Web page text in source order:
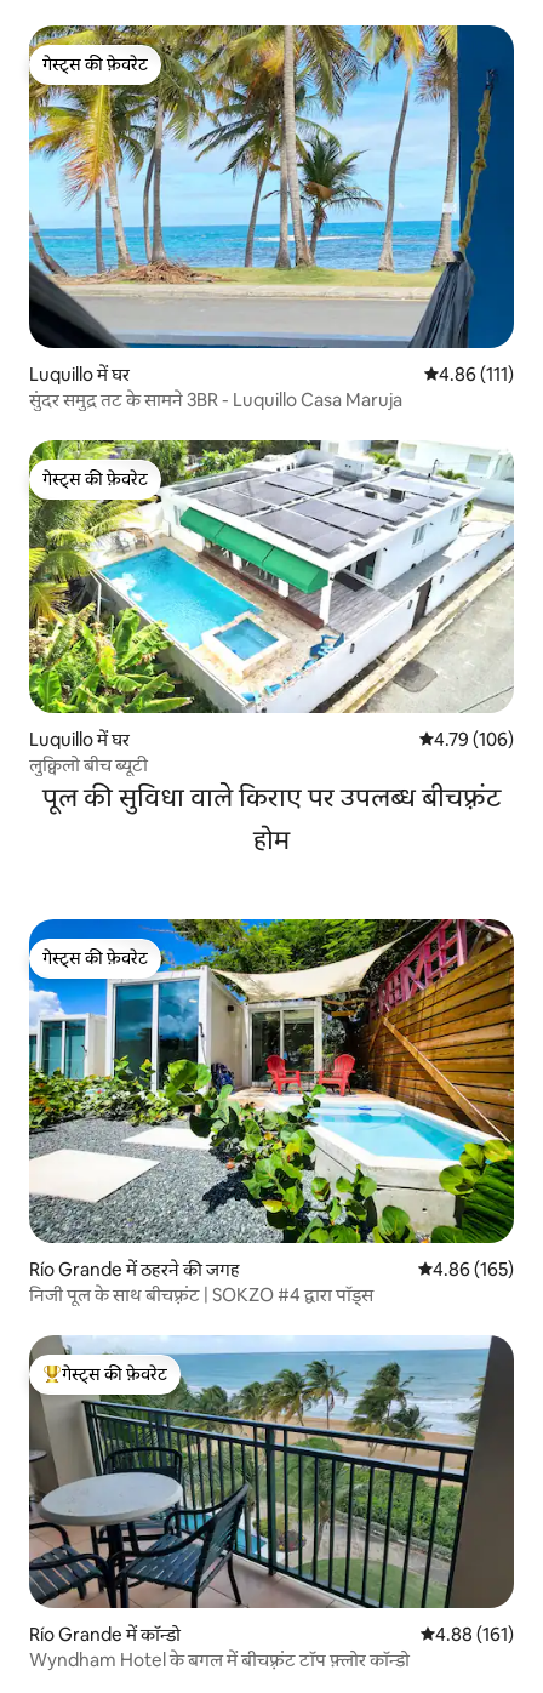
गेस्ट्स की फ़ेवरेट
गेस्ट्स की फ़ेवरेट
Luquillo में घर औसत रेटिंग 5 में से
4.86 (111)
सुंदर समुद्र तट के सामने 3BR - Luquillo Casa Maruja
गेस्ट्स की फ़ेवरेट
गेस्ट्स की फ़ेवरेट
Luquillo में घर औसत रेटिंग 5 में से
4.79 (106)
लुक्विलो बीच ब्यूटी
पूल की सुविधा वाले किराए पर उपलब्ध बीचफ़्रंट
होम
गेस्ट्स की फ़ेवरेट
गेस्ट्स की फ़ेवरेट
Río Grande में ठहरने की जगह औसत रेटिंग 5 में से
4.86 (165)
निजी पूल के साथ बीचफ़्रंट | SOKZO #4 द्वारा पॉड्स
गेस्ट्स का टॉप फ़ेवरेट
गेस्ट्स की फ़ेवरेट
Río Grande में कॉन्डो औसत रेटिंग 5 में से
4.88 (161)
Wyndham Hotel के बगल में बीचफ़्रंट टॉप फ़्लोर कॉन्डो